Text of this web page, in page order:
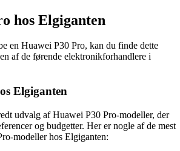
hos Elgiganten
en Huawei P30 Pro, kan du finde dette
af de førende elektronikforhandlere i
Elgiganten
udvalg af Huawei P30 Pro-modeller, der
og budgetter. Her er nogle af de mest
modeller hos Elgiganten: